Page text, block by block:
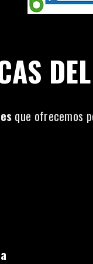
que ofrecemos